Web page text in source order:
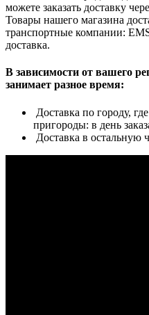
можете заказать доставку
Товары нашего магазина
транспортные компании:
доставка.
В зависимости от вашего
занимает разное время:
Доставка по городу,
пригороды: в день
Доставка в остальную